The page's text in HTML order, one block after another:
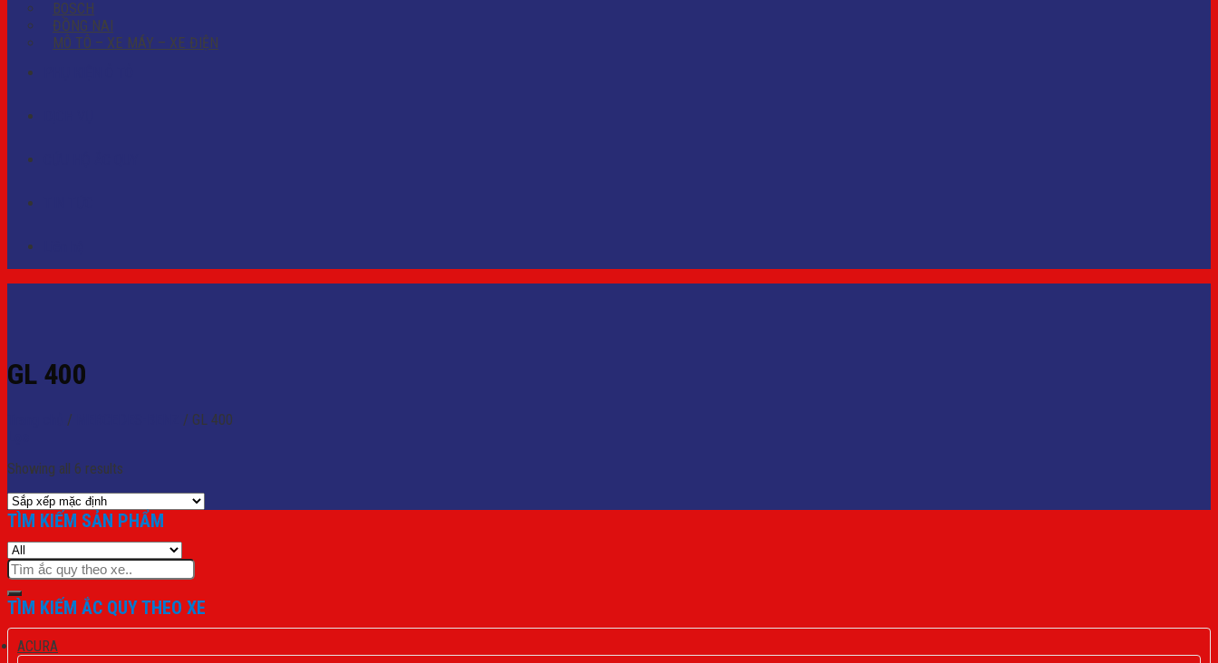
BOSCH
ĐỒNG NAI
MÔ TÔ – XE MÁY – XE ĐIỆN
GL 400
/ / GL 400
Showing all 6 results
TÌM KIẾM SẢN PHẨM
Tìm
kiếm:
TÌM KIẾM ẮC QUY THEO XE
ACURA